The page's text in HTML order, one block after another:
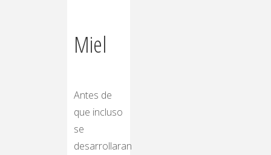
Miel
Antes de
que incluso
se
desarrollaran